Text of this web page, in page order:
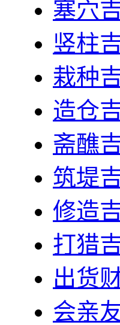
塞穴
竖柱
栽种
造仓
斋醮
筑堤
修造
打猎
出货
会亲